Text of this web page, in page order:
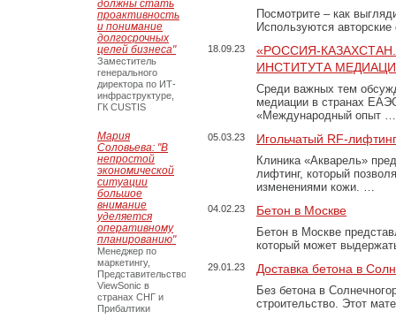
Посмотрите – как
Используются
18.09.23
«РОССИЯ-
ИНСТИТУТА
Среди важных тем
медиации в странах
«Международный опыт …
05.03.23 Игольчатый RF-
Клиника «Акварель»
лифтинг, который
изменениями кожи. …
04.02.23 Бетон в Москве
Бетон в Москве
который может
29.01.23 Доставка бетона в
Без бетона в
строительство. Этот
должны стать
проактивность
и понимание
долгосрочных
целей бизнеса"
Заместитель
генерального
директора по ИТ-
инфраструктуре,
ГК CUSTIS
Мария
Соловьева: "В
непростой
экономической
ситуации
большое
внимание
уделяется
оперативному
планированию"
Менеджер по
маркетингу,
Представительство
ViewSonic в
странах СНГ и
Прибалтики